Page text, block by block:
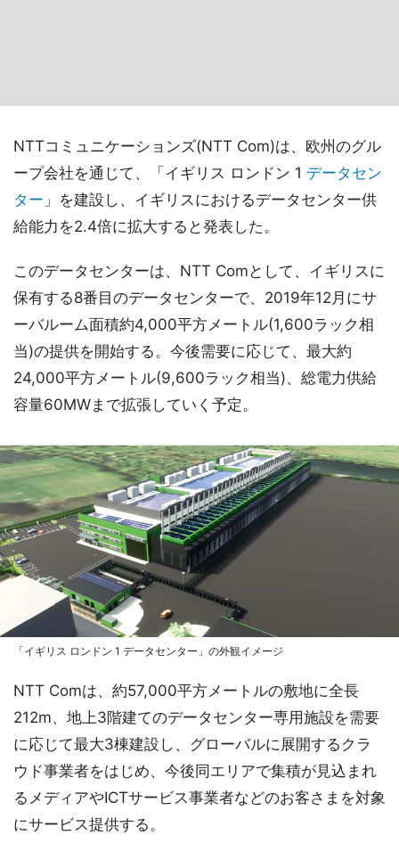
NTTコミュニケーションズ(NTT Com)は、欧州のグル
ープ会社を通じて、「イギリス ロンドン 1 データセン
ター 」を建設し、イギリスにおけるデータセンター供
給能力を2.4倍に拡大すると発表した。
このデータセンターは、NTT Comとして、イギリスに
保有する8番目のデータセンターで、2019年12月にサ
ーバルーム面積約4,000平方メートル(1,600ラック相
当)の提供を開始する。今後需要に応じて、最大約
24,000平方メートル(9,600ラック相当)、総電力供給
容量60MWまで拡張していく予定。
「イギリス ロンドン 1 データセンター」の外観イメージ
NTT Comは、約57,000平方メートルの敷地に全長
212m、地上3階建てのデータセンター専用施設を需要
に応じて最大3棟建設し、グローバルに展開するクラ
ウド事業者をはじめ、今後同エリアで集積が見込まれ
るメディアやICTサービス事業者などのお客さまを対象
にサービス提供する。